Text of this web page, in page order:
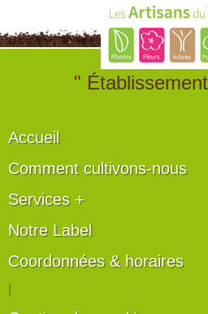
"
Accueil
Comment cultivons-nous
Services +
Notre Label
Coordonnées & horaires